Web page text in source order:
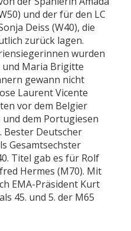
und der für den LC
Deiss (W40), die
zurück lagen.
wurden
Maria Brigitte
gewann nicht
Laurent Vicente
vor dem Belgier
und dem Portugiesen
Bester Deutscher
Gesamtsechster
Titel gab es für Rolf
Hermes (M70). Mit
EMA-Präsident Kurt
45. und 5. der M65